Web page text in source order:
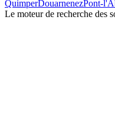
QuimperDouarnenezPont-
Le moteur de recherche des